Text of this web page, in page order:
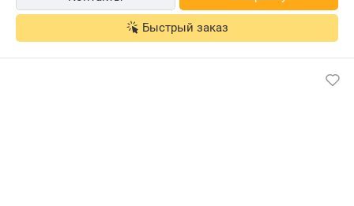
Быстрый заказ